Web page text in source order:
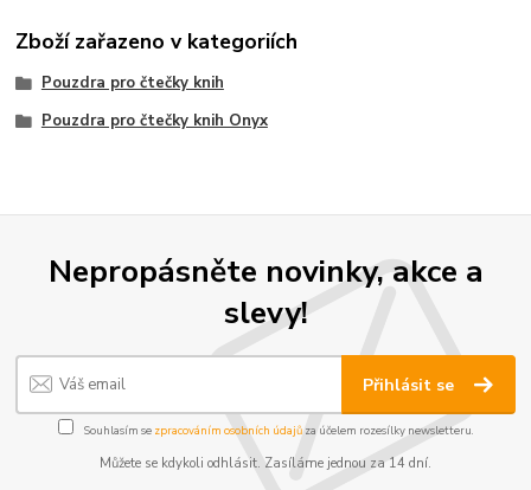
Zboží zařazeno v kategoriích
Pouzdra pro čtečky knih
Pouzdra pro čtečky knih Onyx
Nepropásněte novinky, akce a
slevy!
Přihlásit se
Souhlasím se zpracováním osobních údajůza účelem rozesílky newsletteru.
Můžete se kdykoli odhlásit. Zasíláme jednou za 14 dní.